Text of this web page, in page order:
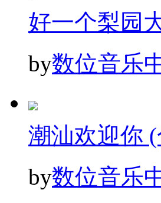
好一个梨园
by数位音乐
潮汕欢迎你
by数位音乐